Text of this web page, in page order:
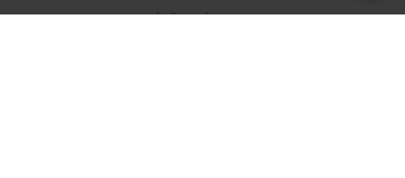
info@emclient.com